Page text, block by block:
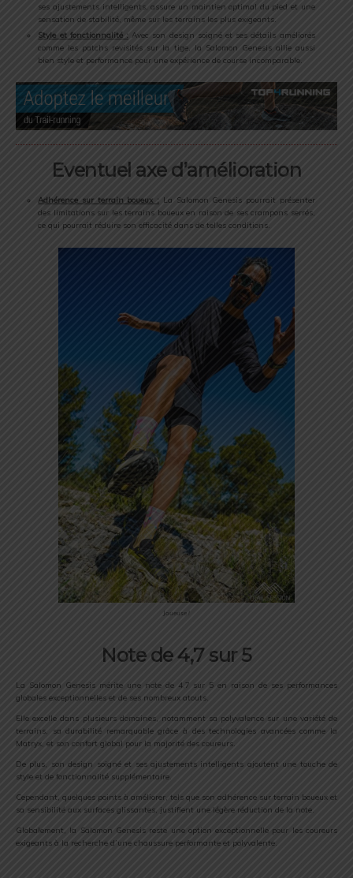
ses ajustements intelligents, assure un maintien optimal du pied et une
sensation de stabilité, même sur les terrains les plus exigeants.
Style et fonctionnalité : Avec son design soigné et ses détails améliorés
comme les patchs revisités sur la tige, la Salomon Genesis allie aussi
bien style et performance pour une expérience de course incomparable.
Eventuel axe d’amélioration
Adhérence sur terrain boueux : La Salomon Genesis pourrait présenter
des limitations sur les terrains boueux en raison de ses crampons serrés,
ce qui pourrait réduire son efficacité dans de telles conditions.
Joueuse !
Note de 4,7 sur 5
La Salomon Genesis mérite une note de 4,7 sur 5 en raison de ses performances
globales exceptionnelles et de ses nombreux atouts.
Elle excelle dans plusieurs domaines, notamment sa polyvalence sur une variété de
terrains, sa durabilité remarquable grâce à des technologies avancées comme la
Matryx, et son confort global pour la majorité des coureurs.
De plus, son design soigné et ses ajustements intelligents ajoutent une touche de
style et de fonctionnalité supplémentaire.
Cependant, quelques points à améliorer, tels que son adhérence sur terrain boueux et
sa sensibilité aux surfaces glissantes, justifient une légère réduction de la note.
Globalement, la Salomon Genesis reste une option exceptionnelle pour les coureurs
exigeants à la recherche d’une chaussure performante et polyvalente.